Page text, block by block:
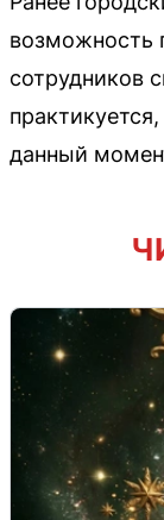
возможность
сотрудников
данный